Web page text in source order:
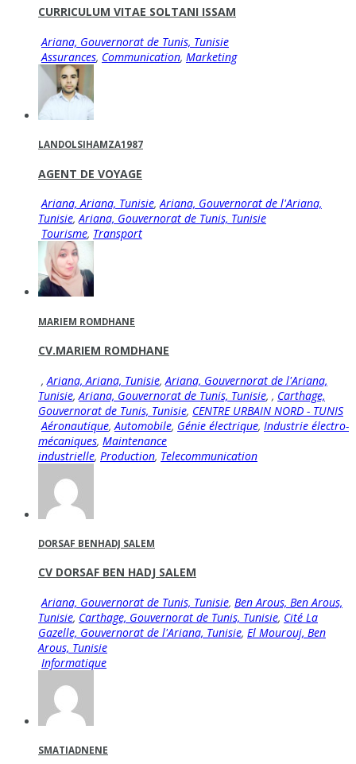
CURRICULUM VITAE SOLTANI ISSAM
Ariana, Gouvernorat de Tunis, Tunisie
Assurances, Communication, Marketing
LANDOLSIHAMZA1987
AGENT DE VOYAGE
Ariana, Ariana, Tunisie,Ariana, Gouvernorat de l'Ariana,
Tunisie,Ariana, Gouvernorat de Tunis, Tunisie
Tourisme, Transport
MARIEM ROMDHANE
CV.MARIEM ROMDHANE
, Ariana, Ariana, Tunisie, Ariana, Gouvernorat de l'Ariana,
Tunisie, Ariana, Gouvernorat de Tunis, Tunisie, , Carthage,
Gouvernorat de Tunis, Tunisie, CENTRE URBAIN NORD - TUNIS
Aéronautique, Automobile, Génie électrique, Industrie électro-
mécaniques, Maintenance
industrielle, Production, Telecommunication
DORSAF BENHADJ SALEM
CV DORSAF BEN HADJ SALEM
Ariana, Gouvernorat de Tunis, Tunisie, Ben Arous, Ben Arous,
Tunisie, Carthage, Gouvernorat de Tunis, Tunisie, Cité La
Gazelle, Gouvernorat de l'Ariana, Tunisie, El Mourouj, Ben
Arous, Tunisie
Informatique
SMATIADNENE